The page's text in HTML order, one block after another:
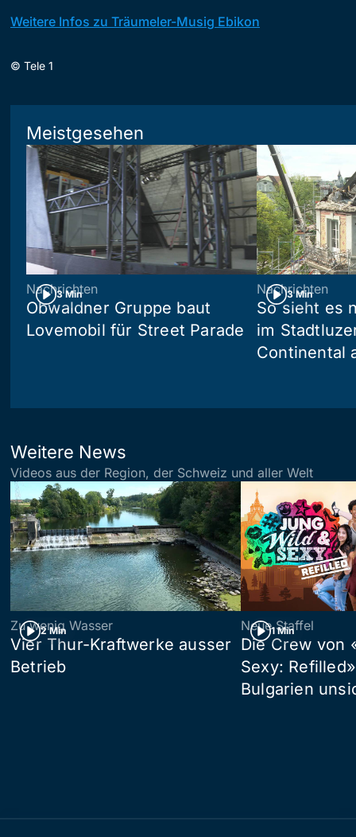
Weitere Infos zu Träumeler-Musig Ebikon
© Tele 1
Meistgesehen
3 Min
Nachrichten
Obwaldner Gruppe baut
Lovemobil für Street Parade
3 Min
Nachrichten
So sieht es
im
Continental
Weitere News
Videos aus der Region, der Schweiz und aller Welt
2 Min
Zu wenig Wasser
Vier Thur-Kraftwerke ausser
Betrieb
1 Min
Neue Staffel
Die Crew von
Sexy:
Bulgarien